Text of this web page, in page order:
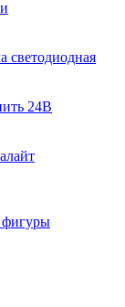
светодиодная
24В